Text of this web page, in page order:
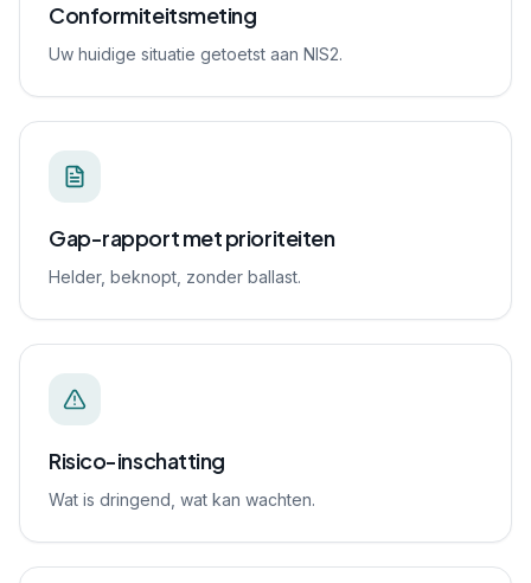
Conformiteitsmeting
Uw huidige situatie getoetst aan NIS2.
Gap-rapport met prioriteiten
Helder, beknopt, zonder ballast.
Risico-inschatting
Wat is dringend, wat kan wachten.